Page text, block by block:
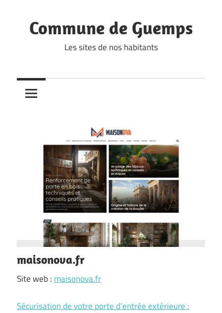
content
Commune de Guemps
Les sites de nos habitants
maisonova.fr
Site web : maisonova.fr
Sécurisation de votre porte d’entrée extérieure :